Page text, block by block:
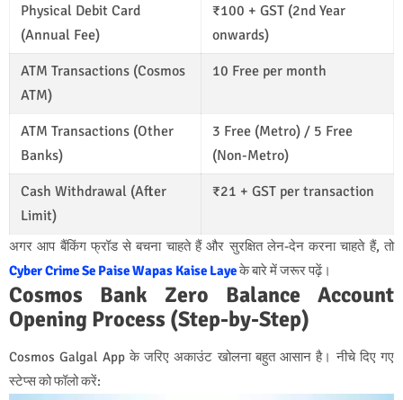
Physical Debit Card
(Annual Fee)
₹100 + GST (2nd Year
onwards)
ATM Transactions (Cosmos
ATM)
10 Free per month
ATM Transactions (Other
Banks)
3 Free (Metro) / 5 Free
(Non-Metro)
Cash Withdrawal (After
Limit)
₹21 + GST per transaction
अगर आप बैंकिंग फ्रॉड से बचना चाहते हैं और सुरक्षित लेन-देन करना चाहते हैं, तो
Cyber Crime Se Paise Wapas Kaise Layeके बारे में जरूर पढ़ें।
Cosmos Bank Zero Balance Account
Opening Process (Step-by-Step)
Cosmos Galgal App के जरिए अकाउंट खोलना बहुत आसान है। नीचे दिए गए
स्टेप्स को फॉलो करें: